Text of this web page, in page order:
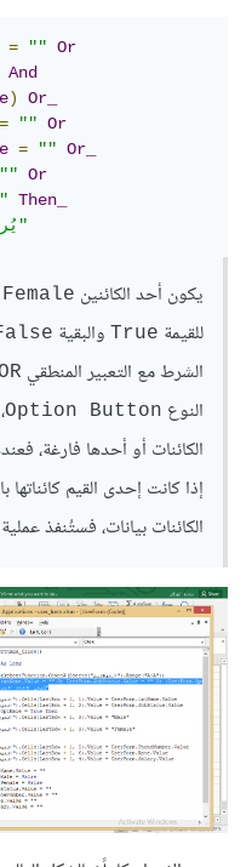
= "" Or
And
)
Or_
= "" Or
= "" Or_
"" Or
Then_
"يُرجى إتمام البيانات"
يكون أحد الكائنين
للقيمة True والبقية
الشرط مع التعبير المنطقي
النوع Option Button
الكائنات أو أحدها فارغة،
إذا كانت إحدى القيم كائناتها
الكائنات بيانات، فستُنفذ